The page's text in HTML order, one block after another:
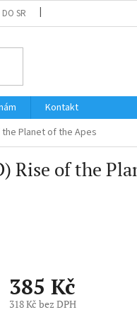
SR DOPRAVA DO EU /
Kontakt
Planet of the Apes
Rise of the
385 Kč
318 Kč bez DPH